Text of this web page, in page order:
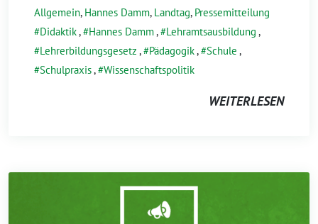
Allgemein, Hannes Damm, Landtag, Pressemitteilung
Didaktik, Hannes Damm, Lehramtsausbildung ,
Lehrerbildungsgesetz , Pädagogik, Schule ,
Schulpraxis, Wissenschaftspolitik
WEITERLESEN